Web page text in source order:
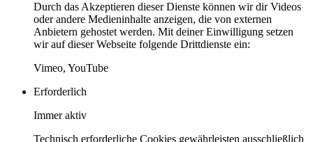
Durch das Akzeptieren dieser Dienste können wir dir Videos
oder andere Medieninhalte anzeigen, die von externen
Anbietern gehostet werden. Mit deiner Einwilligung setzen
wir auf dieser Webseite folgende Drittdienste ein:
Vimeo, YouTube
Erforderlich
Immer aktiv
Technisch erforderliche Cookies gewährleisten ausschließlich